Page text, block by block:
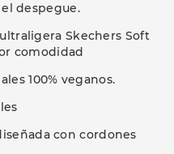
despegue.
Skechers Soft
comodidad
100% veganos.
con cordones